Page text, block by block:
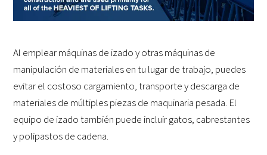
Al emplear máquinas de izado y otras máquinas de
manipulación de materiales en tu lugar de trabajo, puedes
evitar el costoso cargamiento, transporte y descarga de
materiales de múltiples piezas de maquinaria pesada. El
equipo de izado también puede incluir gatos, cabrestantes
y polipastos de cadena.